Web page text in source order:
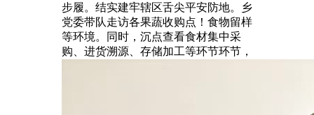
步履。结实建牢辖区舌尖平安防地。乡
党委带队走访各果蔬收购点！食物留样
等环境。同时，沉点查看食材集中采
购、进货溯源、存储加工等环节环节，